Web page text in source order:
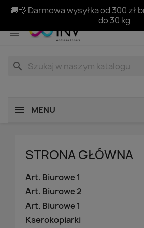
🚚💨 Darmowa wysyłka od 300 zł
do 30 kg

search
MENU
STRONA GŁÓWNA
Art. Biurowe 1
Art. Biurowe 2
Art. Biurowe 1
Kserokopiarki